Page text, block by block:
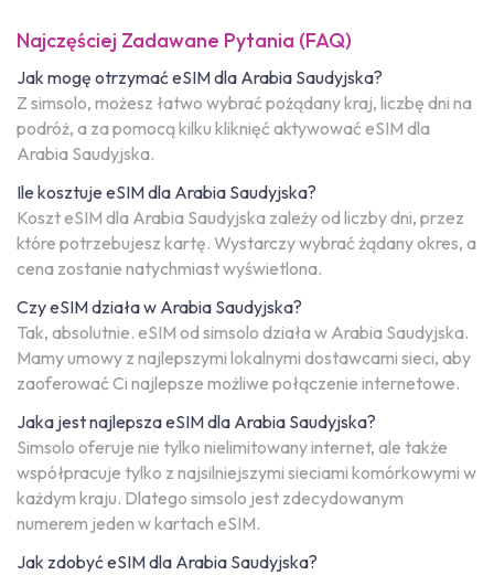
Najczęściej Zadawane Pytania (FAQ)
Jak mogę otrzymać eSIM dla Arabia Saudyjska?
Z simsolo, możesz łatwo wybrać pożądany kraj, liczbę dni na
podróż, a za pomocą kilku kliknięć aktywować eSIM dla
Arabia Saudyjska.
Ile kosztuje eSIM dla Arabia Saudyjska?
Koszt eSIM dla Arabia Saudyjska zależy od liczby dni, przez
które potrzebujesz kartę. Wystarczy wybrać żądany okres, a
cena zostanie natychmiast wyświetlona.
Czy eSIM działa w Arabia Saudyjska?
Tak, absolutnie. eSIM od simsolo działa w Arabia Saudyjska.
Mamy umowy z najlepszymi lokalnymi dostawcami sieci, aby
zaoferować Ci najlepsze możliwe połączenie internetowe.
Jaka jest najlepsza eSIM dla Arabia Saudyjska?
Simsolo oferuje nie tylko nielimitowany internet, ale także
współpracuje tylko z najsilniejszymi sieciami komórkowymi w
każdym kraju. Dlatego simsolo jest zdecydowanym
numerem jeden w kartach eSIM.
Jak zdobyć eSIM dla Arabia Saudyjska?